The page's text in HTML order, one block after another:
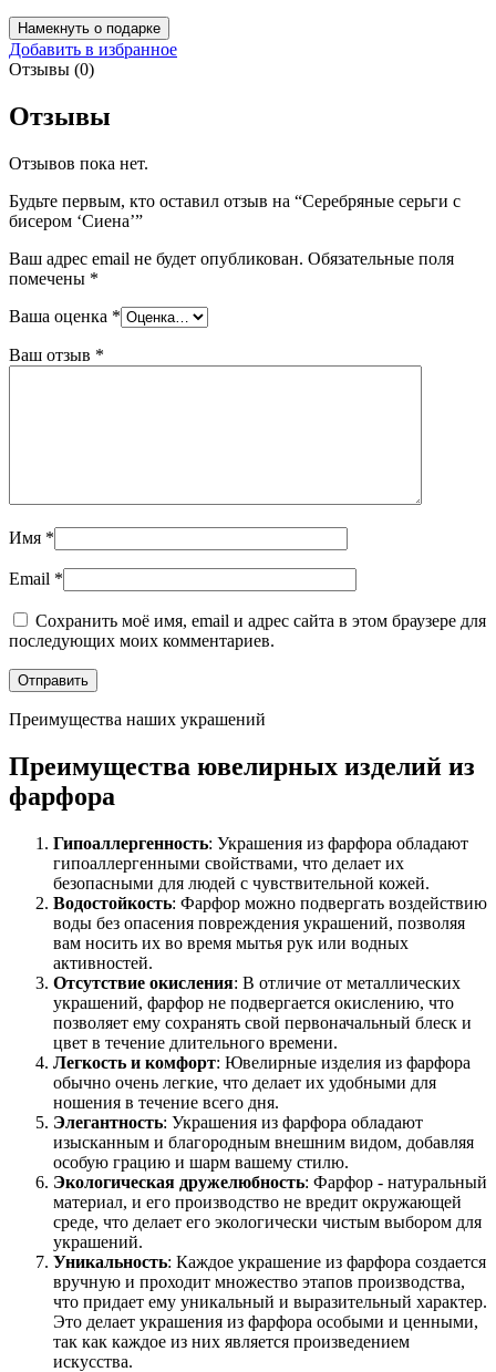
Намекнуть о подарке
Добавить в избранное
Отзывы (0)
Отзывы
Отзывов пока нет.
Будьте первым, кто оставил отзыв на “Серебряные серьги с
бисером ‘Сиена’”
Ваш адрес email не будет опубликован. Обязательные поля
помечены *
Ваша оценка *
Ваш отзыв *
Имя *
Email *
Сохранить моё имя, email и адрес сайта в этом браузере для
последующих моих комментариев.
Преимущества наших украшений
Преимущества ювелирных изделий из
фарфора
Гипоаллергенность: Украшения из фарфора обладают
гипоаллергенными свойствами, что делает их
безопасными для людей с чувствительной кожей.
Водостойкость: Фарфор можно подвергать воздействию
воды без опасения повреждения украшений, позволяя
вам носить их во время мытья рук или водных
активностей.
Отсутствие окисления: В отличие от металлических
украшений, фарфор не подвергается окислению, что
позволяет ему сохранять свой первоначальный блеск и
цвет в течение длительного времени.
Легкость и комфорт: Ювелирные изделия из фарфора
обычно очень легкие, что делает их удобными для
ношения в течение всего дня.
Элегантность: Украшения из фарфора обладают
изысканным и благородным внешним видом, добавляя
особую грацию и шарм вашему стилю.
Экологическая дружелюбность: Фарфор - натуральный
материал, и его производство не вредит окружающей
среде, что делает его экологически чистым выбором для
украшений.
Уникальность: Каждое украшение из фарфора создается
вручную и проходит множество этапов производства,
что придает ему уникальный и выразительный характер.
Это делает украшения из фарфора особыми и ценными,
так как каждое из них является произведением
искусства.